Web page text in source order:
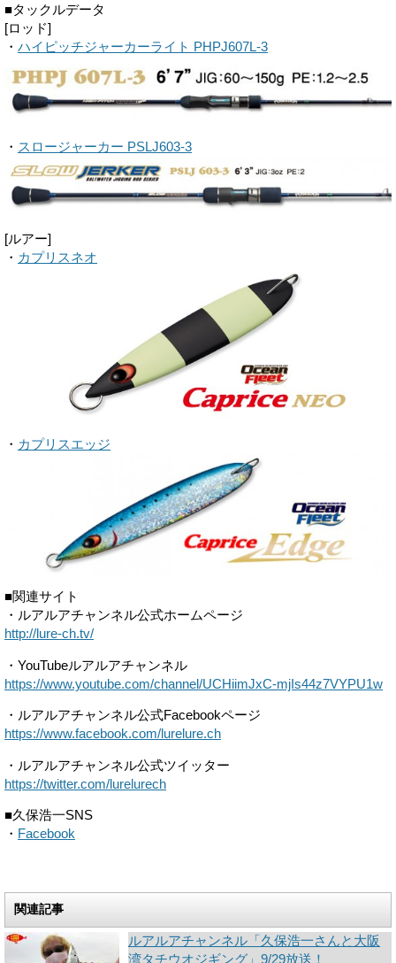
■タックルデータ
[ロッド]
・ ハイピッチジャーカーライト PHPJ607L-3
・ スロージャーカー PSLJ603-3
[ルアー]
・ カプリスネオ
・ カプリスエッジ
■関連サイト
・ルアルアチャンネル公式ホームページ
http://lure-ch.tv/
・YouTubeルアルアチャンネル
https://www.youtube.com/channel/UCHiimJxC-mjIs44z7VYPU1w
・ルアルアチャンネル公式Facebookページ
https://www.facebook.com/ lurelure.ch
・ルアルアチャンネル公式ツイッター
https://twitter.com/lurelurech
■久保浩一SNS
・ Facebook
関連記事
ルアルアチャンネル「久保浩一さんと大阪
湾タチウオジギング」9/29放送！